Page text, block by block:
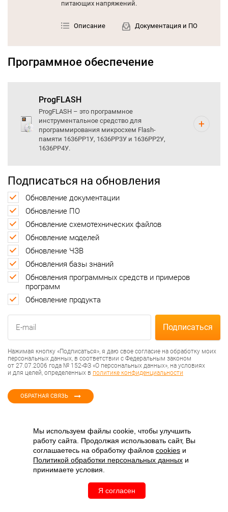
питающих напряжений.
Описание Документация и ПО
Программное обеспечение
ProgFLASH
ProgFLASH – это программное
инструментальное средство для
программирования микросхем Flash-
памяти 1636РР1У, 1636РР3У и 1636РР2У,
1636РР4У.
Подписаться на обновления
Обновление документации
Обновление ПО
Обновление схемотехнических файлов
Обновление моделей
Обновление ЧЗВ
Обновления базы знаний
Обновления программных средств и примеров
программ
Обновление продукта
Нажимая кнопку «Подписаться», я даю свое согласие на обработку моих
персональных данных, в соответствии с Федеральным законом
от 27.07.2006 года № 152-ФЗ «О персональных данных», на условиях
и для целей, определенных в политике конфиденциальности
ОБРАТНАЯ СВЯЗЬ
Мы используем файлы cookie, чтобы улучшить
работу сайта. Продолжая использовать сайт, Вы
соглашаетесь на обработку файлов cookies и
Политикой обработки персональных данных и
принимаете условия.
Я согласен